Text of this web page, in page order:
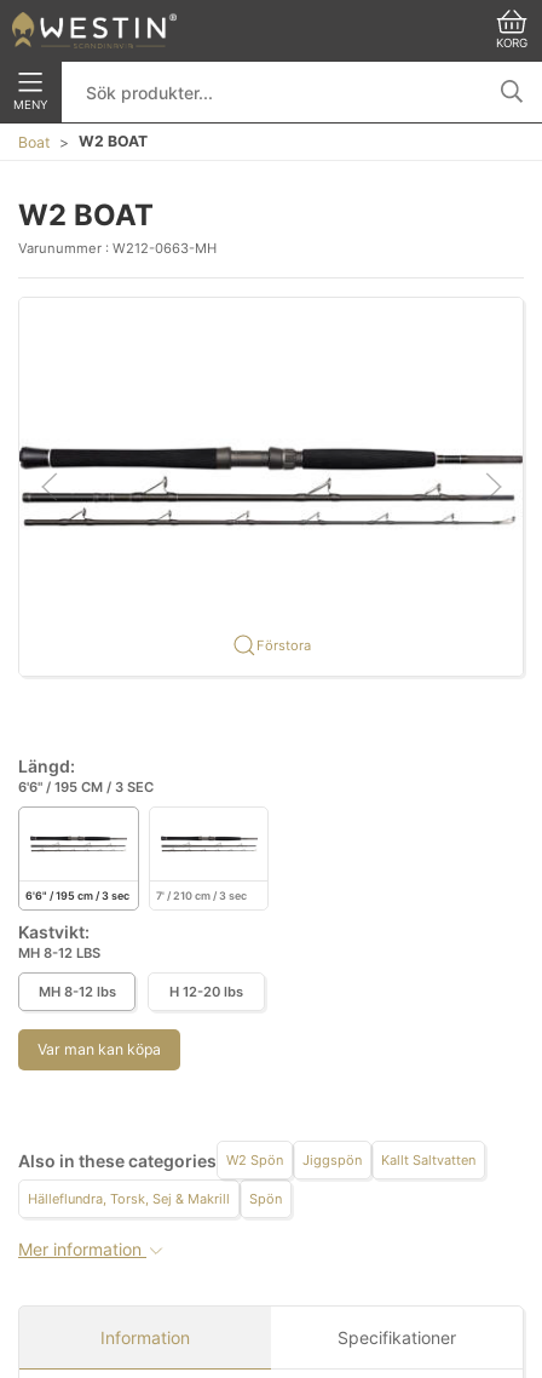
KORG
MENY
Boat W2 BOAT
W2 BOAT
Varunummer : W212-0663-MH
Förstora
Längd:
6'6" / 195 CM / 3 SEC
6'6" / 195 cm / 3 sec 7' / 210 cm / 3 sec
Kastvikt:
MH 8-12 LBS
MH 8-12 lbs H 12-20 lbs
Var man kan köpa
Also in these categories W2 Spön Jiggspön Kallt Saltvatten
Hälleflundra, Torsk, Sej & Makrill Spön
Mer information
Information Specifikationer